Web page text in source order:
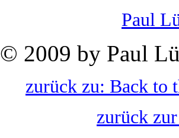
Paul
© 2009 by Paul
zurück zu: Back to
zurück